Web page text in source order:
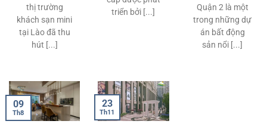
thị trường
khách sạn mini
tại Lào đã thu
hút [...]
triển bởi [...]
Quận 2 là một
trong những dự
án bất động
sản nổi [...]
09
Th8
23
Th11